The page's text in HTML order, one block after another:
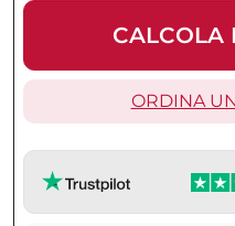
CALCOLA
ORDINA